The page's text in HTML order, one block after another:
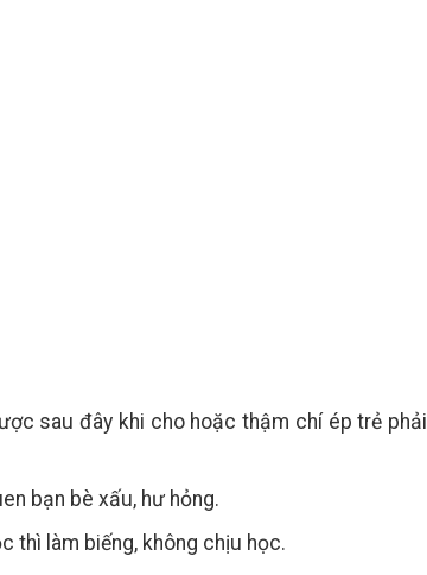
sau đây khi cho hoặc thậm chí ép trẻ phải
bạn bè xấu, hư hỏng.
thì làm biếng, không chịu học.